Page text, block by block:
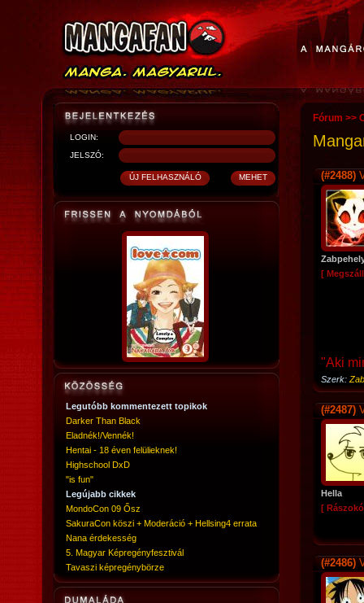
LOGIN:
JELSZÓ:
Legutóbb kommentezett topikok
Darker Than Black
Eladnék!/Vennék!
Hentai - 18 éven felülieknek!
Highschool DxD
"is fun"
Legújabb cikkek
MondoCon 09 Ősz
SakuraCon köszi + Moderáció + Hellsing4 errata
Nana érdekesség
5. Magyar Képregényfesztivál
Tavaszi képregénybörze
Fórum >>
(#2488)
[
"Aki
Szerk:
(#2487)
Hella
[
(#2486)